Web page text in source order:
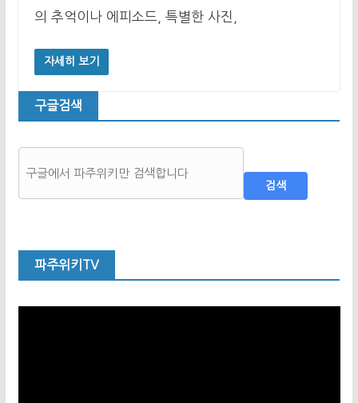
의 추억이나 에피소드, 특별한 사진,
자세히 보기
구글검색
검색
파주위키TV